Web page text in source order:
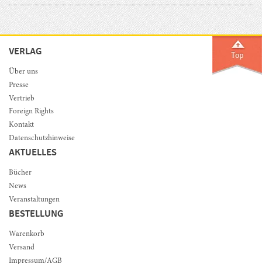
VERLAG
Über uns
Presse
Vertrieb
Foreign Rights
Kontakt
Datenschutzhinweise
AKTUELLES
Bücher
News
Veranstaltungen
BESTELLUNG
Warenkorb
Versand
Impressum/AGB